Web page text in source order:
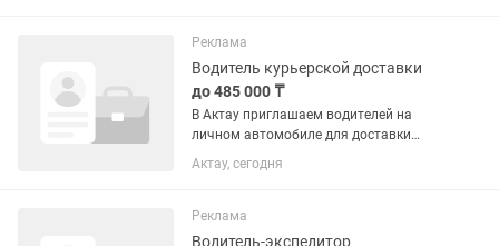
12:00/13:00 — утренняя...
Реклама
Водитель курьерской доставки
до 485 000 ₸
В Актау приглашаем водителей на
личном автомобиле для доставки
заказов сервиса Еда в Яндекс Go.
Работа проходит через приложение:
ресторане, кафе или магазине и...
Актау, сегодня
Реклама
Водитель-экспедитор